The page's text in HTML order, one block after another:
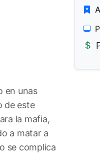
en unas
de este
la mafia,
a matar a
se complica